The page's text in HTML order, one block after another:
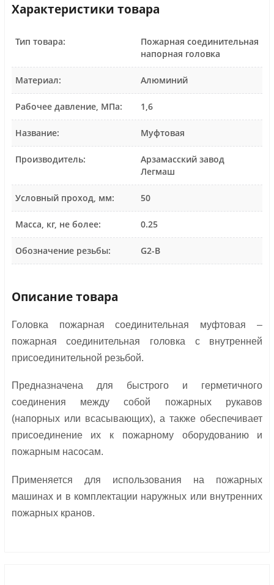
Характеристики товара
Тип товара:
Пожарная соединительная
напорная головка
Материал: Алюминий
Рабочее давление, МПа: 1,6
Название: Муфтовая
Производитель:
Арзамасский завод
Легмаш
Условный проход, мм: 50
Масса, кг, не более: 0.25
Обозначение резьбы: G2-B
Описание товара
Головка пожарная соединительная муфтовая –
пожарная соединительная головка с внутренней
присоединительной резьбой.
Предназначена для быстрого и герметичного
соединения между собой пожарных рукавов
(напорных или всасывающих), а также обеспечивает
присоединение их к пожарному оборудованию и
пожарным насосам.
Применяется для использования на пожарных
машинах и в комплектации наружных или внутренних
пожарных кранов.